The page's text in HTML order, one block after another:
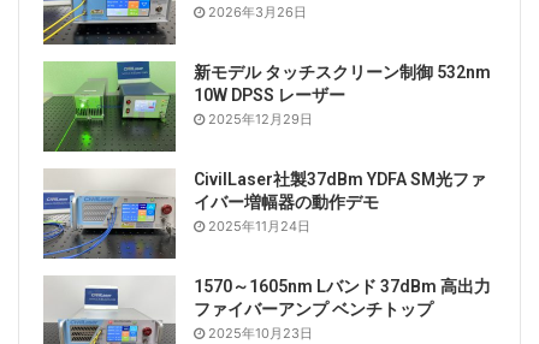
2026年3月26日
新モデル タッチスクリーン制御 532nm
10W DPSS レーザー
2025年12月29日
CivilLaser社製37dBm YDFA SM光ファ
イバー増幅器の動作デモ
2025年11月24日
1570～1605nm Lバンド 37dBm 高出力
ファイバーアンプ ベンチトップ
2025年10月23日